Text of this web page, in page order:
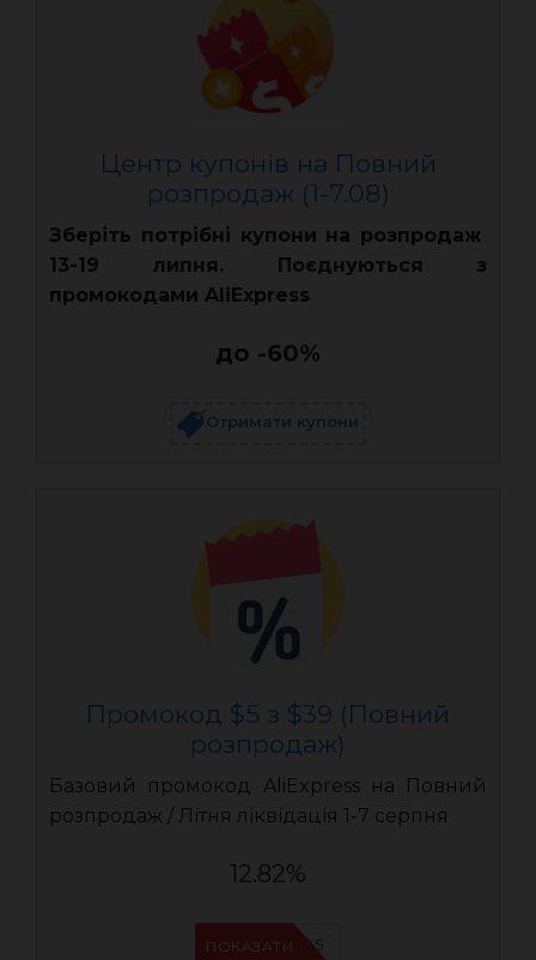
Центр купонів на Повний
розпродаж (1-7.08)
Зберіть потрібні купони на розпродаж
13-19 липня. Поєднуються з
промокодами AliExpress
до -60%
Отримати купони
Промокод $5 з $39 (Повний
розпродаж)
Базовий промокод AliExpress на Повний
розпродаж / Літня ліквідація 1-7 серпня
12.82%
UASC05
ПОКАЗАТИ